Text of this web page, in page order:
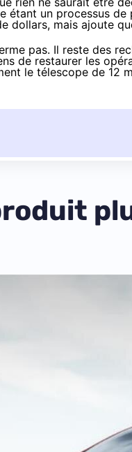
étant un processus de
dollars, mais ajoute
pas. Il reste des
de restaurer les
le télescope de 12